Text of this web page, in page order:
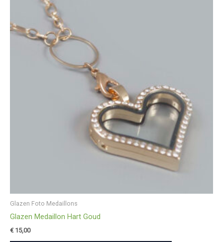
Glazen Foto Medaillons
Glazen Medaillon Hart Goud
€15,00